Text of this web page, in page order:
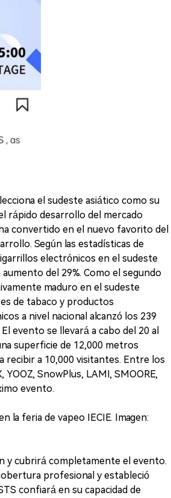
el sudeste asiático como su
rápido desarrollo del mercado
convertido en el nuevo favorito del
Según las estadísticas de
electrónicos en el sudeste
del 29%. Como el segundo
maduro en el sudeste
de tabaco y productos
a nivel nacional alcanzó los 239
evento se llevará a cabo del 20 al
superficie de 12,000 metros
recibir a 10,000 visitantes. Entre los
SnowPlus, LAMI, SMOORE,
evento.
la feria de vapeo IECIE. Imagen:
y cubrirá completamente el evento.
profesional y estableció
confiará en su capacidad de